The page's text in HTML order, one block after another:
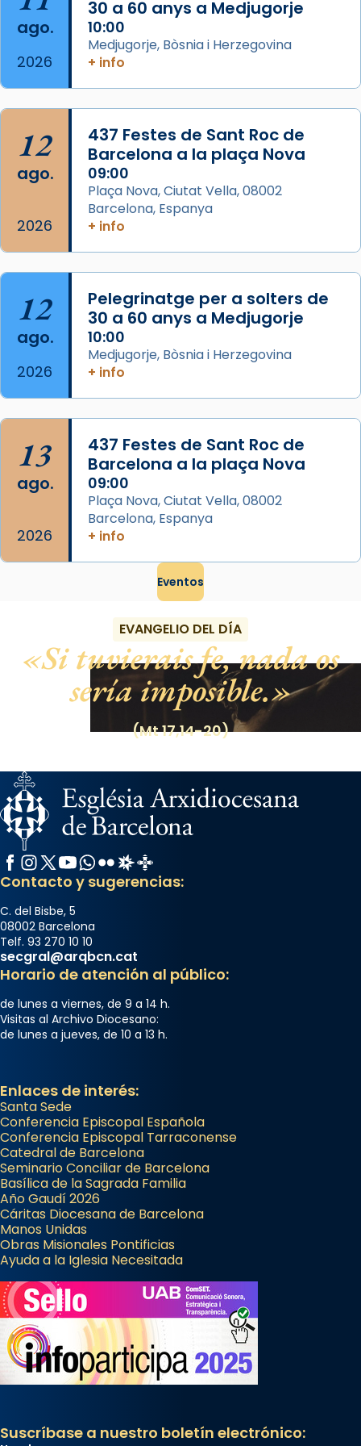
Arquebisbat de Barcelona
2 weeks ago
Acompanyant la història de sant Cugat, a
partir de l’Edat Mitjana sorgeix la tradició
que les santes Juliana (“relatiu a Júlia”) i
Semproniana (“relatiu a Semprònia =
eterna”) són deixebles seves. I l’any 1667, el
frare Joan Gaspar Roig, afirma en una obra
que les santes són filles de l’antiga Iluro.
Mataró en reivindicarà les relíq
Foto
View on Facebook ·
ago.
2026
30 a 60 anys a Medjugorje
10:00
Medjugorje, Bòsnia i Herzegovina
+ info
12
ago.
2026
437 Festes de Sant Roc de
Barcelona a la plaça Nova
09:00
Plaça Nova, Ciutat Vella, 08002
Barcelona, Espanya
+ info
12
ago.
2026
Pelegrinatge per a solters de
30 a 60 anys a Medjugorje
10:00
Medjugorje, Bòsnia i Herzegovina
+ info
13
ago.
2026
437 Festes de Sant Roc de
Barcelona a la plaça Nova
09:00
Plaça Nova, Ciutat Vella, 08002
Barcelona, Espanya
+ info
Eventos
EVANGELIO DEL DÍA
Si tuvierais fe, nada os
sería imposible.
(Mt 17,14-20)
Facebook
Instagram
X / Twitter
YouTube
WhatsApp
FlickrRadio Estel
Catalunya Cristiana
Contacto y sugerencias:
C. del Bisbe, 5
08002 Barcelona
Telf. 93 270 10 10
secgral@arqbcn.cat
Horario de atención al público:
de lunes a viernes, de 9 a 14 h.
Visitas al Archivo Diocesano:
de lunes a jueves, de 10 a 13 h.
Enlaces de interés:
Santa Sede
Conferencia Episcopal Española
Conferencia Episcopal Tarraconense
Catedral de Barcelona
Seminario Conciliar de Barcelona
Basílica de la Sagrada Familia
Año Gaudí 2026
Cáritas Diocesana de Barcelona
Manos Unidas
Obras Misionales Pontificias
Ayuda a la Iglesia Necesitada
Suscríbase a nuestro boletín electrónico: